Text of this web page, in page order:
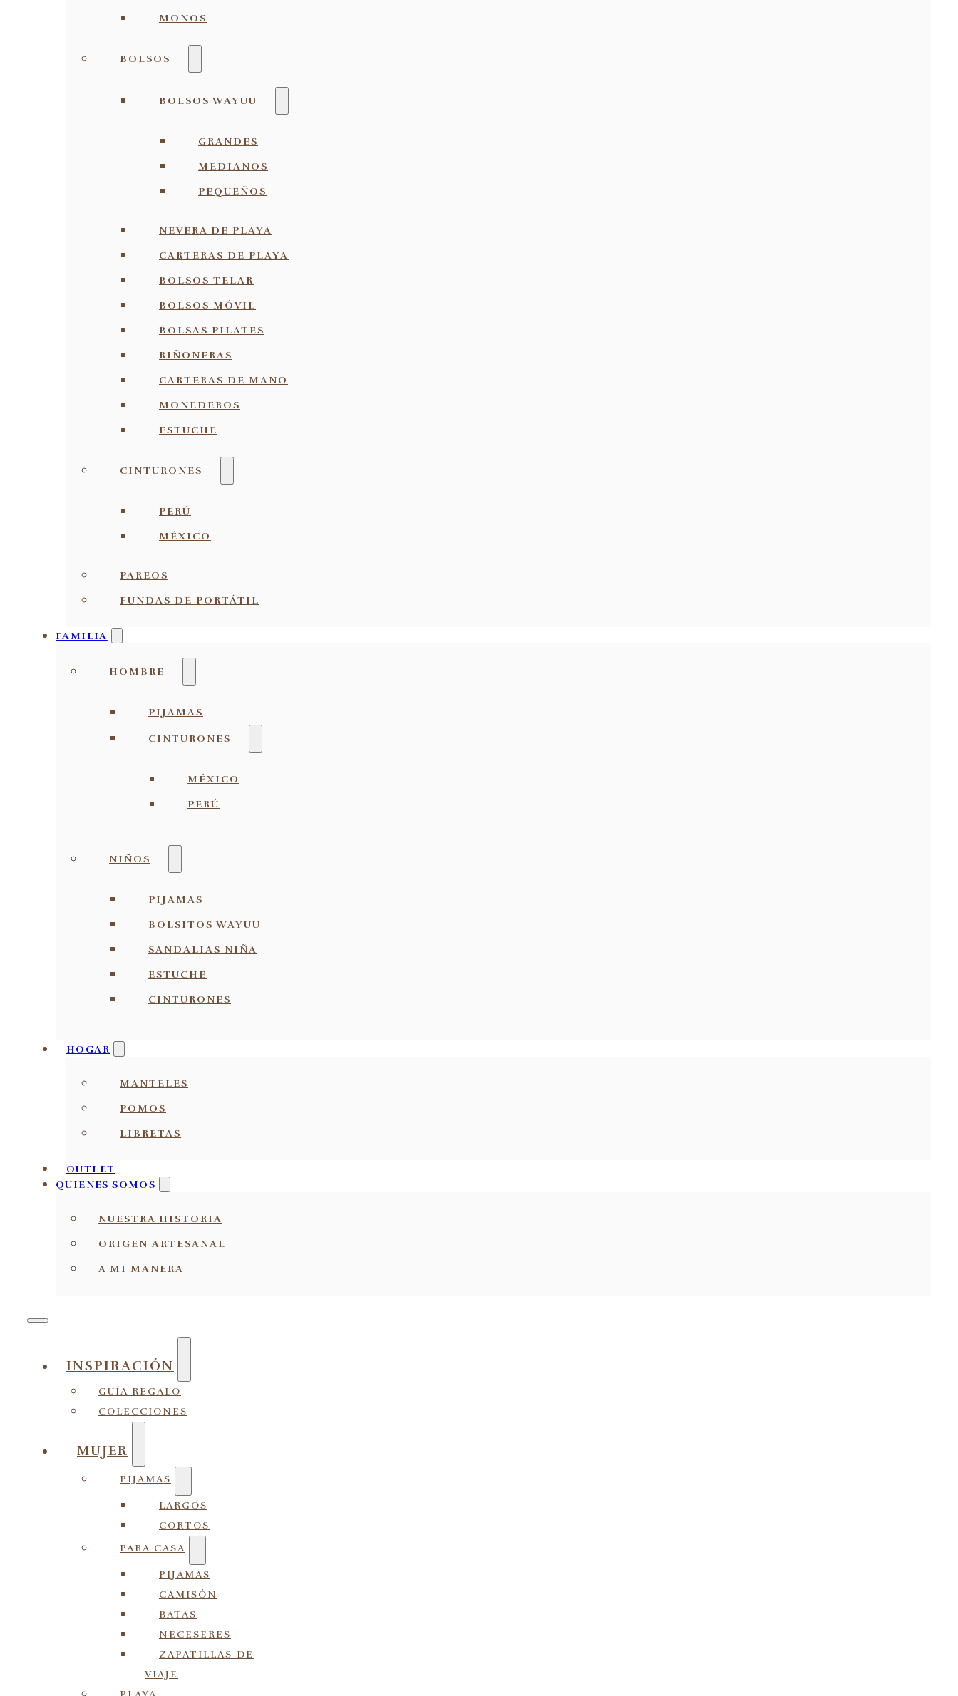
MONOS
BOLSOS
BOLSOS WAYUU
GRANDES
MEDIANOS
PEQUEÑOS
NEVERA DE PLAYA
CARTERAS DE PLAYA
BOLSOS TELAR
BOLSOS MÓVIL
BOLSAS PILATES
RIÑONERAS
CARTERAS DE MANO
MONEDEROS
ESTUCHE
CINTURONES
PERÚ
MÉXICO
PAREOS
FUNDAS DE PORTÁTIL
FAMILIA
HOMBRE
PIJAMAS
CINTURONES
MÉXICO
PERÚ
NIÑOS
PIJAMAS
BOLSITOS WAYUU
SANDALIAS NIÑA
ESTUCHE
CINTURONES
HOGAR
MANTELES
POMOS
LIBRETAS
OUTLET
QUIENES SOMOS
NUESTRA HISTORIA
ORIGEN ARTESANAL
A MI MANERA
INSPIRACIÓN
GUÍA REGALO
COLECCIONES
MUJER
PIJAMAS
LARGOS
CORTOS
PARA CASA
PIJAMAS
CAMISÓN
BATAS
NECESERES
ZAPATILLAS DE
VIAJE